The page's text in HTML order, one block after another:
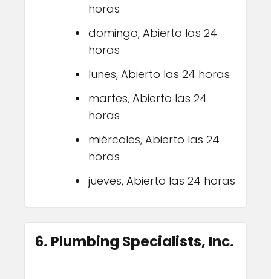
horas
domingo, Abierto las 24
horas
lunes, Abierto las 24 horas
martes, Abierto las 24
horas
miércoles, Abierto las 24
horas
jueves, Abierto las 24 horas
6. Plumbing Specialists, Inc.